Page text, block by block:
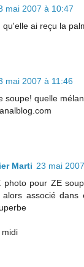
mai 2007 à 10:47
qu'elle ai reçu la
mai 2007 à 11:46
soupe! quelle
Marti 23 mai
photo pour ZE
alors associé
midi